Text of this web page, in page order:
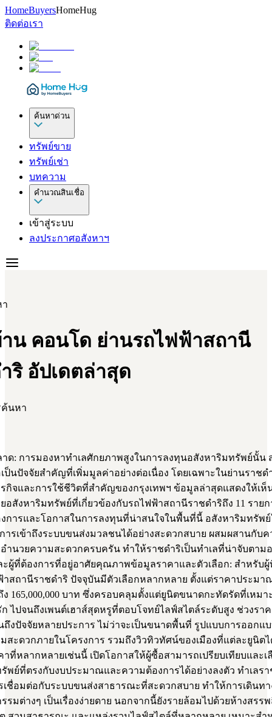
HomeBuyersHomeHug
ติดต่อเรา
ค้นหาด่วน
ทรัพย์ขาย
ทรัพย์เช่า
บทความ
คำนวณสินเชื่อ
เข้าสู่ระบบ
ลงประกาศอสังหาฯ
น คอนโด ย่านรถไฟฟ้าสถานี
ริ อัปเดตล่าสุด
นหา
ด: การมองหาทำเลศักยภาพสูงในการลงทุนอสังหาริมทรัพย์นั้น
ป็นปัจจัยสำคัญที่เพิ่มมูลค่าอย่างต่อเนื่อง โดยเฉพาะในย่านราชด
กิจและการใช้ชีวิตที่สำคัญของกรุงเทพฯ ข้อมูลล่าสุดแสดงให้เห็
อสังหาริมทรัพย์ที่เกี่ยวข้องกับรถไฟฟ้าสถานีราชดำริถึง 11 ราย
การและโอกาสในการลงทุนที่น่าสนใจในพื้นที่นี้ อสังหาริมทรัพ
ารเข้าถึงระบบขนส่งมวลชนได้อย่างสะดวกสบาย ผสมผสานกับ
ำนวยความสะดวกครบครัน ทำให้ราชดำริเป็นทำเลที่น่าจับตาม
ผู้ที่ต้องการที่อยู่อาศัยคุณภาพข้อมูลราคาและตัวเลือก: สำหรับผู้
าสถานีราชดำริ ปัจจุบันมีตัวเลือกหลากหลาย ตั้งแต่ราคาประมาณ
ง 165,000,000 บาท ซึ่งครอบคลุมตั้งแต่ยูนิตขนาดกะทัดรัดที่เหม
ไปจนถึงเพนต์เฮาส์สุดหรูที่ตอบโจทย์ไลฟ์สไตล์ระดับสูง ช่วงรา
งปัจจัยหลายประการ ไม่ว่าจะเป็นขนาดพื้นที่ รูปแบบการออกแ
สะดวกภายในโครงการ รวมถึงวิวทิวทัศน์ของเมืองที่แต่ละยูนิต
าที่หลากหลายเช่นนี้ เปิดโอกาสให้ผู้ซื้อสามารถเปรียบเทียบและเ
พย์ที่ตรงกับงบประมาณและความต้องการได้อย่างลงตัว ทำเลร
เชื่อมต่อกับระบบขนส่งสาธารณะที่สะดวกสบาย ทำให้การเดินท
รมต่างๆ เป็นเรื่องง่ายดาย นอกจากนี้ยังรายล้อมไปด้วยห้างสรร